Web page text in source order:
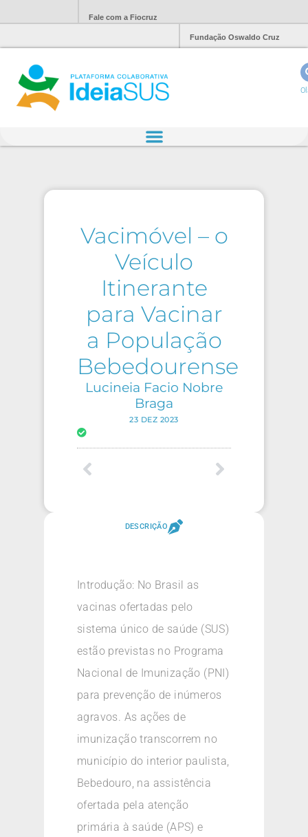
Fale com a Fiocruz
Fundação Oswaldo Cruz
Vacimóvel – o
Veículo
Itinerante
para Vacinar
a População
Bebedourense
Lucineia Facio Nobre
Braga
23 DEZ 2023
DESCRIÇÃO
Introdução: No Brasil as
vacinas ofertadas pelo
sistema único de saúde (SUS)
estão previstas no Programa
Nacional de Imunização (PNI)
para prevenção de inúmeros
agravos. As ações de
imunização transcorrem no
município do interior paulista,
Bebedouro, na assistência
ofertada pela atenção
primária à saúde (APS) e